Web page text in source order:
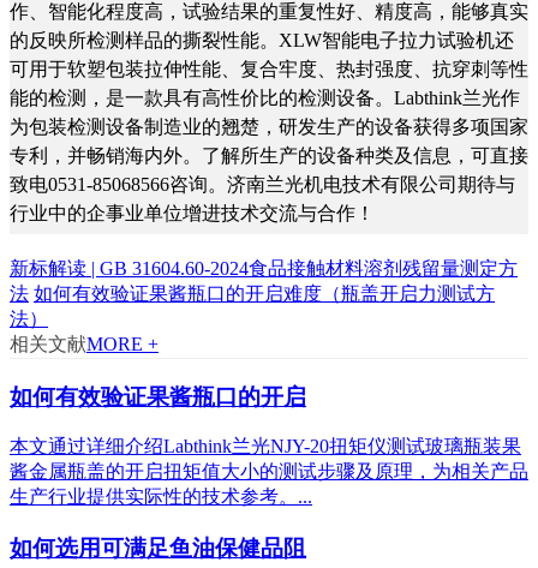
作、智能化程度高，试验结果的重复性好、精度高，能够真实
的反映所检测样品的撕裂性能。XLW智能电子拉力试验机还
可用于软塑包装拉伸性能、复合牢度、热封强度、抗穿刺等性
能的检测，是一款具有高性价比的检测设备。Labthink兰光作
为包装检测设备制造业的翘楚，研发生产的设备获得多项国家
专利，并畅销海内外。了解所生产的设备种类及信息，可直接
致电0531-85068566咨询。济南兰光机电技术有限公司期待与
行业中的企事业单位增进技术交流与合作！
新标解读 | GB 31604.60-2024食品接触材料溶剂残留量测定方
法 如何有效验证果酱瓶口的开启难度（瓶盖开启力测试方
法）
相关文献MORE +
如何有效验证果酱瓶口的开启
本文通过详细介绍Labthink兰光NJY-20扭矩仪测试玻璃瓶装果
酱金属瓶盖的开启扭矩值大小的测试步骤及原理，为相关产品
生产行业提供实际性的技术参考。...
如何选用可满足鱼油保健品阻